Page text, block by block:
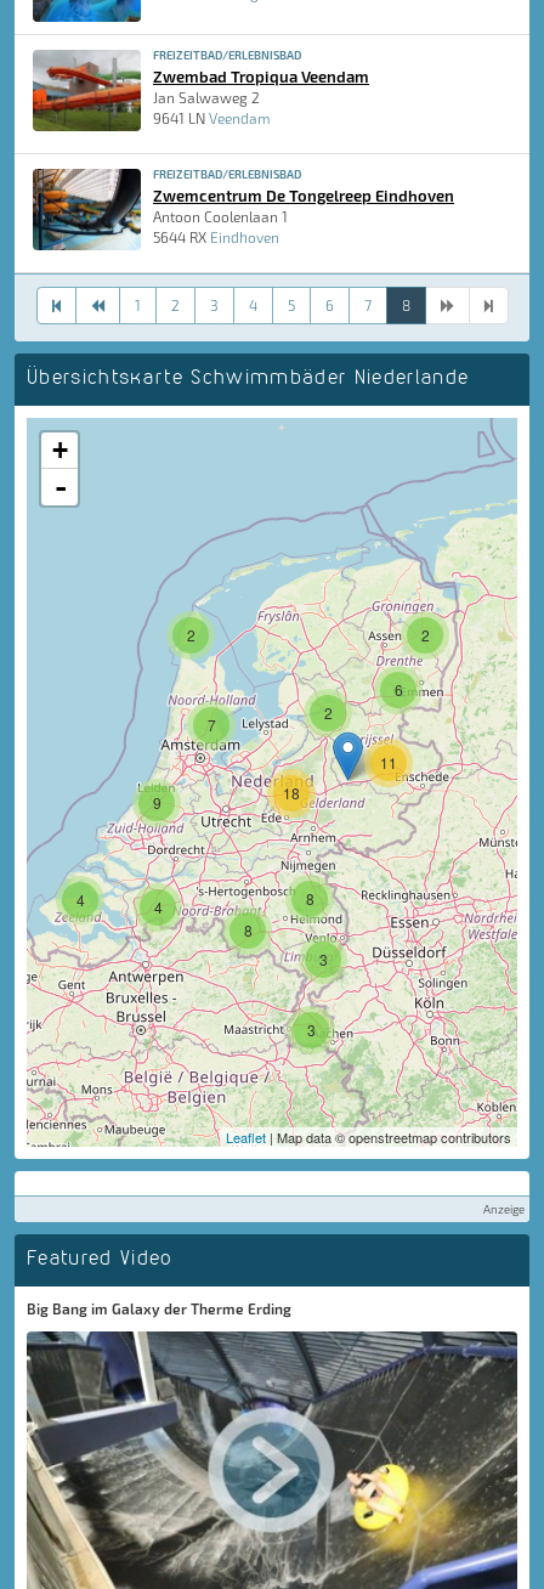
FREIZEITBAD/ERLEBNISBAD
Zwembad Tropiqua Veendam
Jan Salwaweg 2
9641 LN Veendam
FREIZEITBAD/ERLEBNISBAD
Zwemcentrum De Tongelreep Eindhoven
Antoon Coolenlaan 1
5644 RX Eindhoven
1 2 3 4 5 6 7 8
Übersichtskarte Schwimmbäder Niederlande
2
9
4
7
18
2
2
6
11
3
3
4
8
8
+
-
Leaflet | Map data © openstreetmap contributors
Anzeige
Featured Video
Big Bang im Galaxy der Therme Erding